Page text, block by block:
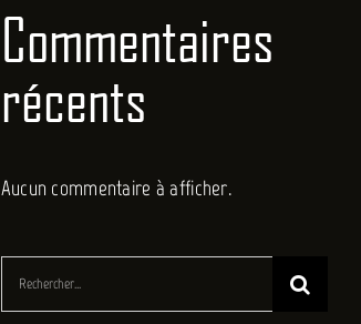
Commentaires
récents
Aucun commentaire à afficher.
Rechercher: